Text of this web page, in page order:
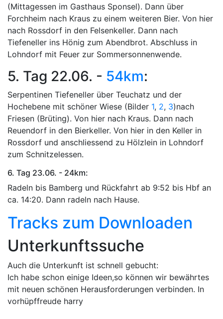
(Mittagessen im Gasthaus Sponsel). Dann über
Forchheim nach Kraus zu einem weiteren Bier. Von hier
nach Rossdorf in den Felsenkeller. Dann nach
Tiefeneller ins Hönig zum Abendbrot. Abschluss in
Lohndorf mit Feuer zur Sommersonnenwende.
5. Tag 22.06. - 54km:
Serpentinen Tiefeneller über Teuchatz und der
Hochebene mit schöner Wiese (Bilder 1, 2, 3)nach
Friesen (Brüting). Von hier nach Kraus. Dann nach
Reuendorf in den Bierkeller. Von hier in den Keller in
Rossdorf und anschliessend zu Hölzlein in Lohndorf
zum Schnitzelessen.
6. Tag 23.06. - 24km:
Radeln bis Bamberg und Rückfahrt ab 9:52 bis Hbf an
ca. 14:20. Dann radeln nach Hause.
Tracks zum Downloaden
Unterkunftssuche
Auch die Unterkunft ist schnell gebucht:
Ich habe schon einige Ideen,so können wir bewährtes
mit neuen schönen Herausforderungen verbinden. In
vorhüpffreude harry